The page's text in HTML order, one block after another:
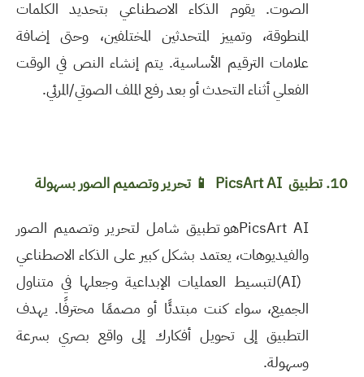
الصوت. يقوم الذكاء الاصطناعي بتحديد الكلمات
المنطوقة، وتمييز المتحدثين المختلفين، وحتى إضافة
علامات الترقيم الأساسية. يتم إنشاء النص في الوقت
الفعلي أثناء التحدث أو بعد رفع الملف الصوتي/المرئي.
10. تطبيق PicsArt AI
📱 تحرير وتصميم الصور بسهولة
PicsArt AIهو تطبيق شامل لتحرير وتصميم الصور
والفيديوهات، يعتمد بشكل كبير على الذكاء الاصطناعي
(AI)لتبسيط العمليات الإبداعية وجعلها في متناول
الجميع، سواء كنت مبتدئًا أو مصممًا محترفًا. يهدف
التطبيق إلى تحويل أفكارك إلى واقع بصري بسرعة
وسهولة.